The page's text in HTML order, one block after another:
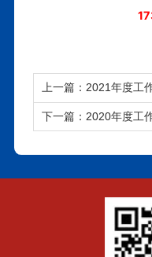
上一篇：2021年度工
下一篇：2020年度工